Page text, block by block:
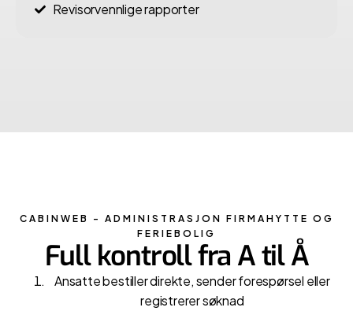
Revisorvennlige rapporter
CABINWEB - ADMINISTRASJON FIRMAHYTTE OG
FERIEBOLIG
Full kontroll fra A til Å
Ansatte bestiller direkte, sender forespørsel eller
registrerer søknad